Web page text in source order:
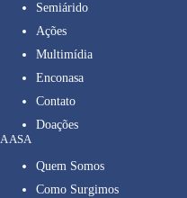
Semiárido
Ações
Multimídia
Enconasa
Contato
Doações
A ASA
Quem Somos
Como Surgimos